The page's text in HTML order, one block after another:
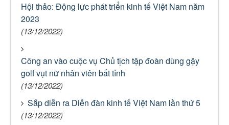
Hội thảo: Động lực phát triển kinh tế Việt Nam năm
2023
(13/12/2022)
Công an vào cuộc vụ Chủ tịch tập đoàn dùng gậy
golf vụt nữ nhân viên bất tỉnh
(13/12/2022)
Sắp diễn ra Diễn đàn kinh tế Việt Nam lần thứ 5
(13/12/2022)